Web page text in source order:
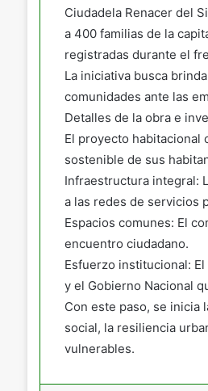
Ciudadela Renacer del
a 400 familias de la
registradas durante el
La iniciativa busca
comunidades ante las
Detalles de la obra e
El proyecto habitacional
sostenible de sus
Infraestructura integral:
a las redes de servicios
Espacios comunes: El
encuentro ciudadano.
Esfuerzo institucional:
y el Gobierno Nacional
Con este paso, se inicia
social, la resiliencia
vulnerables.